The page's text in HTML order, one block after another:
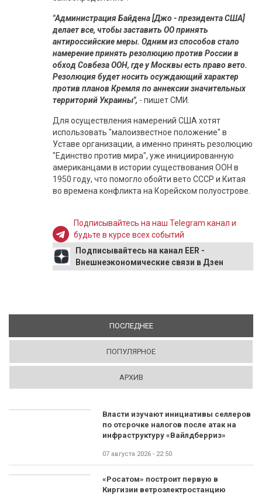
"Администрация Байдена [Джо - президента США]
делает все, чтобы заставить ОО принять
антироссийские меры. Одним из способов стало
намерение принять резолюцию против России в
обход Совбеза ООН, где у Москвы есть право вето.
Резолюция будет носить осуждающий характер
против планов Кремля по аннексии значительных
территорий Украины", - пишет СМИ.
Для осуществления намерений США хотят
использовать "малоизвестное положение" в
Уставе организации, а именно принять резолюцию
"Единство против мира", уже инициированную
американцами в истории существования ООН в
1950 году, что помогло обойти вето СССР и Китая
во времена конфликта на Корейском полуострове.
Подписывайтесь на наш Telegram канал и
будьте в курсе всех событий
Подписывайтесь на канал EER -
Внешнеэкономические связи в Дзен
ПОСЛЕДНЕЕ(АКТИВНАЯ ВКЛАДКА)
ПОПУЛЯРНОЕ
АРХИВ
Власти изучают инициативы селлеров
по отсрочке налогов после атак на
инфраструктуру «Вайлдберриз»
07 августа 2026 - 22:50
«Росатом» построит первую в
Киргизии ветроэлектростанцию